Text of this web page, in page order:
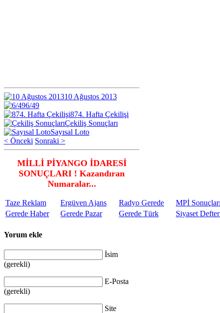
10 Ağustos 2013
6/49
874. Hafta Çekilişi
Çekiliş Sonuçları
Sayısal Loto
< Önceki Sonraki >
MİLLİ PİYANGO İDARESİ
SONUÇLARI ! Kazandıran
Numaralar...
Taze Reklam Ergüven Ajans Radyo Gerede
MPİ
Gerede Haber
Gerede Pazar Gerede Türk Siyaset
Yorum ekle
İsim
(gerekli)
E-Posta
(gerekli)
Site